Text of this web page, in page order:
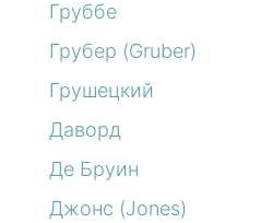
Груббе
Грубер (Gruber)
Грушецкий
Даворд
Де Бруин
Джонс (Jones)